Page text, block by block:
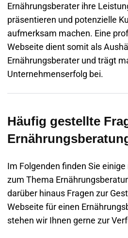
Ernährungsberater ihre
präsentieren und potenzielle
aufmerksam machen. Eine
Webseite dient somit als
Ernährungsberater und trägt
Unternehmenserfolg bei.
Häufig gestellte
Im Folgenden finden Sie
zum Thema
darüber hinaus Fragen zur
Webseite für einen
stehen wir Ihnen gerne zur